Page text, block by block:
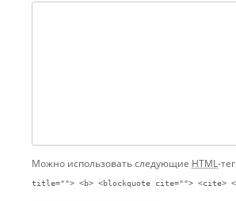
Можно использовать следующие HTML-
title=""> <b> <blockquote cite=""> <cite>